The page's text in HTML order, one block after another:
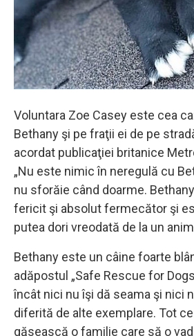
Voluntara Zoe Casey este cea
Bethany şi pe fraţii ei de pe
acordat publicaţiei britanice
„Nu este nimic în neregulă cu
nu sforăie când doarme.
fericit şi absolut fermecător şi
putea dori vreodată de la un
Bethany este un câine foarte
adăpostul „Safe Rescue for
încât nici nu îşi dă seama şi nici
diferită de alte exemplare. Tot
găsească o familie care să o